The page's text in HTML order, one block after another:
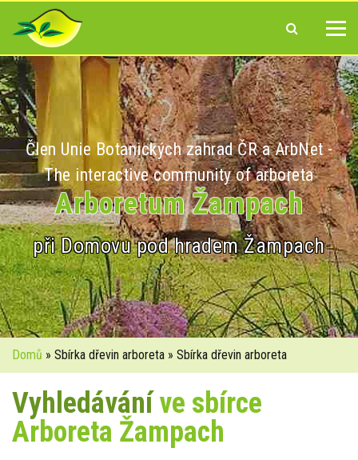
Člen Unie Botanických zahrad ČR a ArbNet -
The interactive community of arboreta
Arboretum Žampach
při Domovu pod hradem Žampach
Domů » Sbírka dřevin arboreta » Sbírka dřevin arboreta
Vyhledáváníve sbírce
Arboreta Žampach